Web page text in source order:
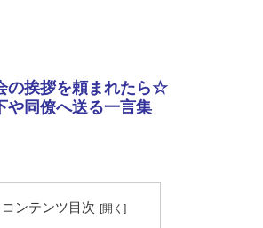
の挨拶を頼まれたら☆
や同僚へ送る一言集
コンテンツ目次